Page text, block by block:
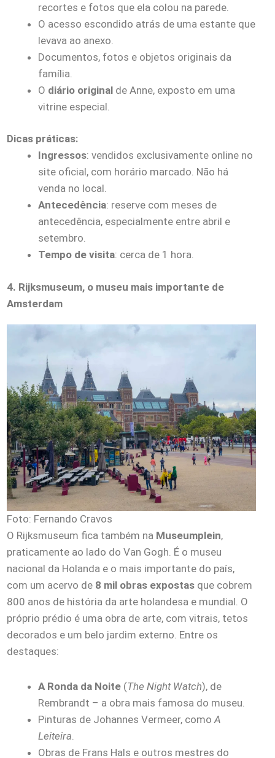
recortes e fotos que ela colou na parede.
O acesso escondido atrás de uma estante que
levava ao anexo.
Documentos, fotos e objetos originais da
família.
O diário original de Anne, exposto em uma
vitrine especial.
Dicas práticas:
Ingressos: vendidos exclusivamente online no
site oficial, com horário marcado. Não há
venda no local.
Antecedência: reserve com meses de
antecedência, especialmente entre abril e
setembro.
Tempo de visita: cerca de 1 hora.
4. Rijksmuseum, o museu mais importante de
Amsterdam
Foto: Fernando Cravos
O Rijksmuseum fica também na Museumplein,
praticamente ao lado do Van Gogh. É o museu
nacional da Holanda e o mais importante do país,
com um acervo de 8 mil obras expostas que cobrem
800 anos de história da arte holandesa e mundial. O
próprio prédio é uma obra de arte, com vitrais, tetos
decorados e um belo jardim externo. Entre os
destaques:
A Ronda da Noite (The Night Watch), de
Rembrandt – a obra mais famosa do museu.
Pinturas de Johannes Vermeer, como A
Leiteira
Obras de Frans Hals e outros mestres do